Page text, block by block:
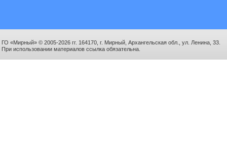
ГО «Мирный» © 2005-2026 гг. 164170, г. Мирный, Архангельская обл., ул. Ленина, 33.
При использовании материалов ссылка обязательна.